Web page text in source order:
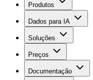
Produtos
Dados para IA
Soluções
Preços
Documentação